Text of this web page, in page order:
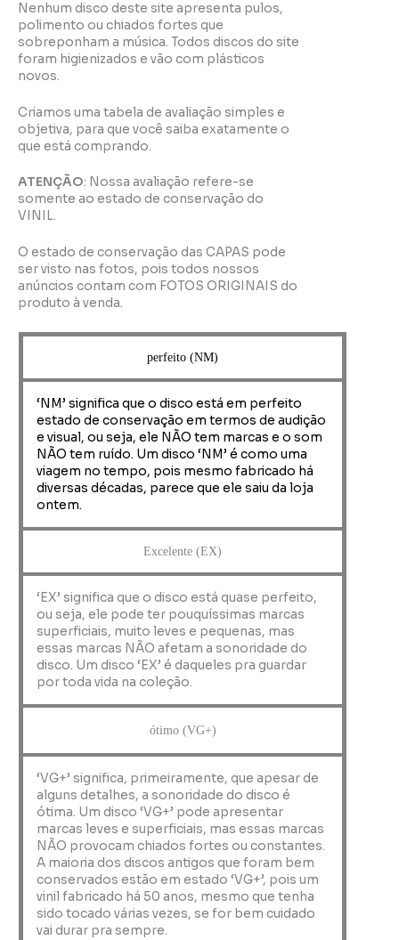
Nenhum disco deste site apresenta pulos,
polimento ou chiados fortes que
sobreponham a música. Todos discos do site
foram higienizados e vão com plásticos
novos.
Criamos uma tabela de avaliação simples e
objetiva, para que você saiba exatamente o
que está comprando.
ATENÇÃO: Nossa avaliação refere-se
somente ao estado de conservação do
VINIL.
O estado de conservação das CAPAS pode
ser visto nas fotos, pois todos nossos
anúncios contam com FOTOS ORIGINAIS do
produto à venda.
perfeito (NM)
‘NM’ significa que o disco está em perfeito
estado de conservação em termos de audição
e visual, ou seja, ele NÃO tem marcas e o som
NÃO tem ruído. Um disco ‘NM’ é como uma
viagem no tempo, pois mesmo fabricado há
diversas décadas, parece que ele saiu da loja
ontem.
Excelente (EX)
‘EX’ significa que o disco está quase perfeito,
ou seja, ele pode ter pouquíssimas marcas
superficiais, muito leves e pequenas, mas
essas marcas NÃO afetam a sonoridade do
disco. Um disco ‘EX’ é daqueles pra guardar
por toda vida na coleção.
ótimo (VG+)
‘VG+’ significa, primeiramente, que apesar de
alguns detalhes, a sonoridade do disco é
ótima. Um disco ‘VG+’ pode apresentar
marcas leves e superficiais, mas essas marcas
NÃO provocam chiados fortes ou constantes.
A maioria dos discos antigos que foram bem
conservados estão em estado ‘VG+’, pois um
vinil fabricado há 50 anos, mesmo que tenha
sido tocado várias vezes, se for bem cuidado
vai durar pra sempre.